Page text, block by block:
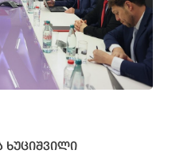
ხუციშვილი